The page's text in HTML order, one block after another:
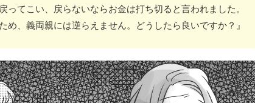
ってこい、戻らないならお金は打ち切ると言われました。
め、義両親には逆らえません。どうしたら良いですか？』